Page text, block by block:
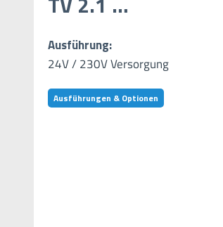
Ausführung:
24V / 230V Versorgung
Ausführungen & Optionen